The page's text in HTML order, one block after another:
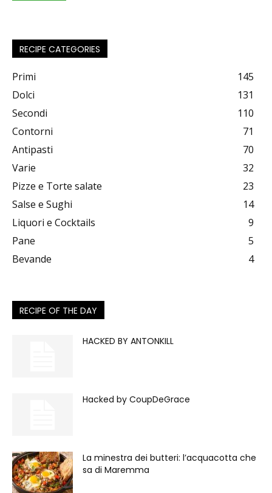
RECIPE CATEGORIES
Primi
145
Dolci
131
Secondi
110
Contorni
71
Antipasti
70
Varie
32
Pizze e Torte salate
23
Salse e Sughi
14
Liquori e Cocktails
9
Pane
5
Bevande
4
RECIPE OF THE DAY
HACKED BY ANTONKILL
Hacked by CoupDeGrace
La minestra dei butteri: l’acquacotta che
sa di Maremma